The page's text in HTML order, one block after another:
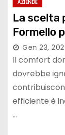
AZIENDE
La scelta
Formello
Gen 23,
Il comfort
dovrebbe
efficiente è
…